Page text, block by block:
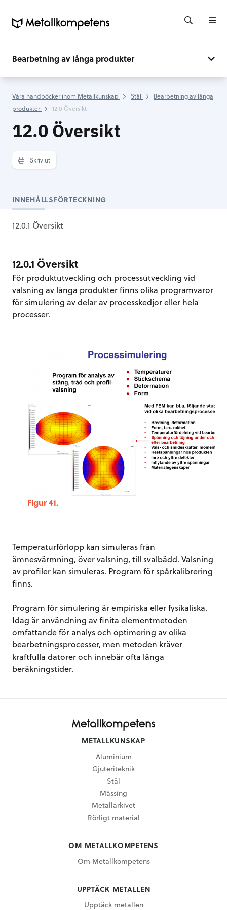
Bearbetning av långa produkter
Våra handböcker inom Metallkunskap Stål
Bearbetning av långa
produkter
12.0 Översikt
12.0 Översikt
Skriv ut
INNEHÅLLSFÖRTECKNING
12.0.1 Översikt
12.0.1 Översikt
För produktutveckling och processutveckling vid
valsning av långa produkter finns olika programvaror
för simulering av delar av processkedjor eller hela
processer.
Figur 41.
Temperaturförlopp kan simuleras från
ämnesvärmning, över valsning, till svalbädd. Valsning
av profiler kan simuleras. Program för spårkalibrering
finns.
Program för simulering är empiriska eller fysikaliska.
Idag är användning av finita elementmetoden
omfattande för analys och optimering av olika
bearbetningsprocesser, men metoden kräver
kraftfulla datorer och innebär ofta långa
beräkningstider.
METALLKUNSKAP
Aluminium
Gjuteriteknik
Stål
Mässing
Metallarkivet
Rörligt material
OM METALLKOMPETENS
Om Metallkompetens
UPPTÄCK METALLEN
Upptäck metallen